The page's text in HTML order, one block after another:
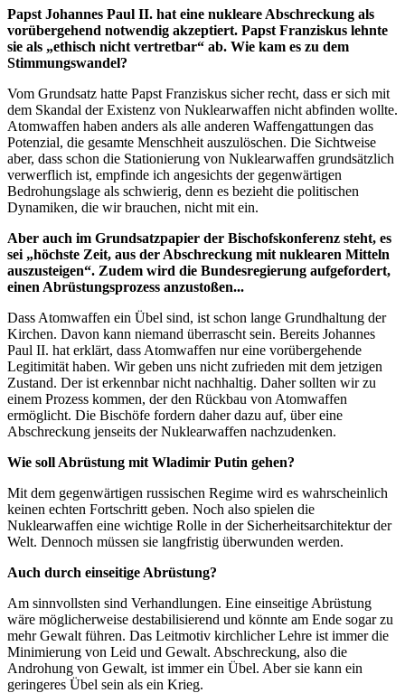
Papst Johannes Paul II. hat eine nukleare Abschreckung als
vorübergehend notwendig akzeptiert. Papst Franziskus lehnte
sie als „ethisch nicht vertretbar“ ab. Wie kam es zu dem
Stimmungswandel?
Vom Grundsatz hatte Papst Franziskus sicher recht, dass er sich mit
dem Skandal der Existenz von Nuklearwaffen nicht abfinden wollte.
Atomwaffen haben anders als alle anderen Waffengattungen das
Potenzial, die gesamte Menschheit auszulöschen. Die Sichtweise
aber, dass schon die Stationierung von Nuklearwaffen grundsätzlich
verwerflich ist, empfinde ich angesichts der gegenwärtigen
Bedrohungslage als schwierig, denn es bezieht die politischen
Dynamiken, die wir brauchen, nicht mit ein.
Aber auch im Grundsatzpapier der Bischofskonferenz steht, es
sei „höchste Zeit, aus der Abschreckung mit nuklearen Mitteln
auszusteigen“. Zudem wird die Bundesregierung aufgefordert,
einen Abrüstungsprozess anzustoßen...
Dass Atomwaffen ein Übel sind, ist schon lange Grundhaltung der
Kirchen. Davon kann niemand überrascht sein. Bereits Johannes
Paul II. hat erklärt, dass Atomwaffen nur eine vorübergehende
Legitimität haben. Wir geben uns nicht zufrieden mit dem jetzigen
Zustand. Der ist erkennbar nicht nachhaltig. Daher sollten wir zu
einem Prozess kommen, der den Rückbau von Atomwaffen
ermöglicht. Die Bischöfe fordern daher dazu auf, über eine
Abschreckung jenseits der Nuklearwaffen nachzudenken.
Wie soll Abrüstung mit Wladimir Putin gehen?
Mit dem gegenwärtigen russischen Regime wird es wahrscheinlich
keinen echten Fortschritt geben. Noch also spielen die
Nuklearwaffen eine wichtige Rolle in der Sicherheitsarchitektur der
Welt. Dennoch müssen sie langfristig überwunden werden.
Auch durch einseitige Abrüstung?
Am sinnvollsten sind Verhandlungen. Eine einseitige Abrüstung
wäre möglicherweise destabilisierend und könnte am Ende sogar zu
mehr Gewalt führen. Das Leitmotiv kirchlicher Lehre ist immer die
Minimierung von Leid und Gewalt. Abschreckung, also die
Androhung von Gewalt, ist immer ein Übel. Aber sie kann ein
geringeres Übel sein als ein Krieg.